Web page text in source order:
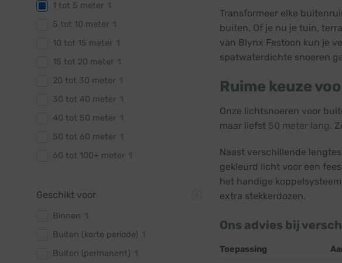
1 tot 5 meter
5 tot 10 meter
10 tot 15 meter
15 tot 20 meter
20 tot 30 meter
30 tot 40 meter
40 tot 50 meter
50 tot 60 meter
60 tot 100+ meter
Geschikt voor
Binnen
Buiten (korte periode)
Buiten (permanent)
Transformeer elke
buiten. Of je nu je tuin,
van Blynx Festoon kun je
spatwaterdichte snoeren
Ruime keuze
Onze lichtsnoeren voor
maar liefst 50 meter lang.
Naast verschillende
gekleurd licht voor een
het handige
extra stekkerdozen.
Ons advies bij
Toepassing